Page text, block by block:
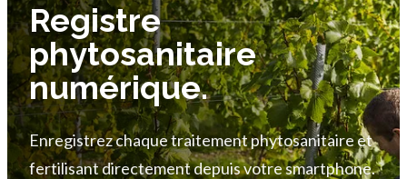
Registre
phytosanitaire
numérique.
Enregistrez chaque traitement phytosanitaire et
fertilisant directement depuis votre smartphone.